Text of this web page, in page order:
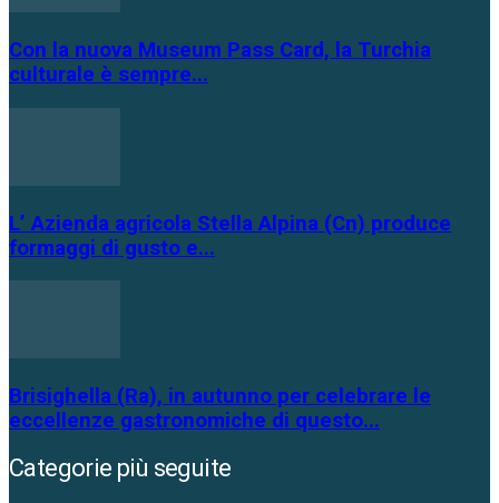
Con la nuova Museum Pass Card, la Turchia
culturale è sempre...
L’ Azienda agricola Stella Alpina (Cn) produce
formaggi di gusto e...
Brisighella (Ra), in autunno per celebrare le
eccellenze gastronomiche di questo...
Categorie più seguite